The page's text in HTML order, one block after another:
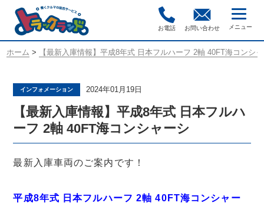
お電話 お問い合わせ
ホーム > 【最新入庫情報】平成8年式 日本フルハーフ 2軸 40FT海コンシ
インフォメーション 2024年01月19日
【最新入庫情報】平成8年式 日本フルハ
ーフ 2軸 40FT海コンシャーシ
最新入庫車両のご案内です！
平成8年式 日本フルハーフ 2軸 40FT海コンシャー